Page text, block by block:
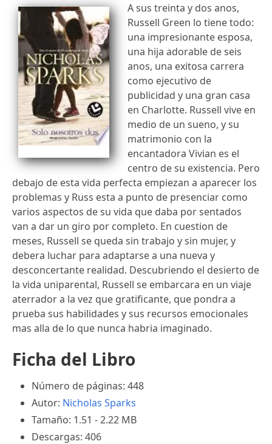
A sus treinta y dos anos,
Russell Green lo tiene todo:
una impresionante esposa,
una hija adorable de seis
anos, una exitosa carrera
como ejecutivo de
publicidad y una gran casa
en Charlotte. Russell vive en
medio de un sueno, y su
matrimonio con la
encantadora Vivian es el
centro de su existencia. Pero
debajo de esta vida perfecta empiezan a aparecer los
problemas y Russ esta a punto de presenciar como
varios aspectos de su vida que daba por sentados
van a dar un giro por completo. En cuestion de
meses, Russell se queda sin trabajo y sin mujer, y
debera luchar para adaptarse a una nueva y
desconcertante realidad. Descubriendo el desierto de
la vida uniparental, Russell se embarcara en un viaje
aterrador a la vez que gratificante, que pondra a
prueba sus habilidades y sus recursos emocionales
mas alla de lo que nunca habria imaginado.
Ficha del Libro
Número de páginas: 448
Autor: Nicholas Sparks
Tamaño: 1.51 - 2.22 MB
Descargas: 406